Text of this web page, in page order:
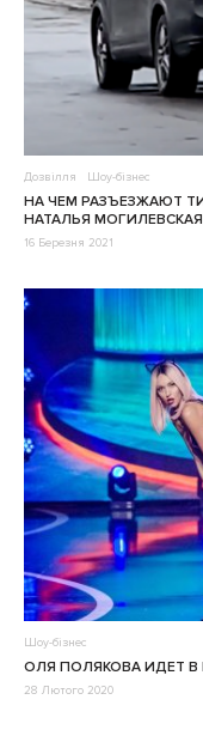
Дозвілля Шоу-бізнес
НА ЧЕМ РАЗЪЕЗЖАЮТ
НАТАЛЬЯ
16 Березня 2021
Шоу-бізнес
ОЛЯ ПОЛЯКОВА ИДЕТ В
28 Лютого 2020